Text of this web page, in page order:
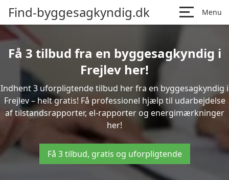
Find-byggesagkyndig.dk Menu
Få 3 tilbud fra en byggesagkyndig i
Frejlev her!
Indhent 3 uforpligtende tilbud her fra en byggesagkyndig i
Frejlev – helt gratis! Få professionel hjælp til udarbejdelse
af tilstandsrapporter, el-rapporter og energimærkninger
her!
Få 3 tilbud, gratis og uforpligtende